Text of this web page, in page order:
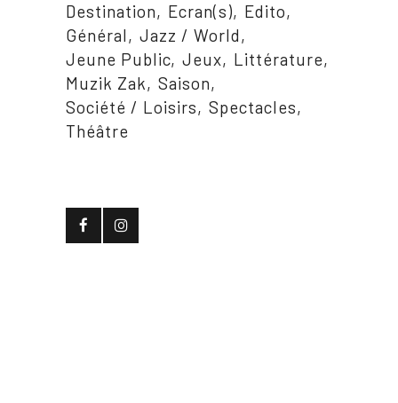
Destination
Ecran(s)
Edito
Général
Jazz / World
Jeune Public Jeux
Littérature
Muzik Zak
Saison
Société / Loisirs
Spectacles
Théâtre